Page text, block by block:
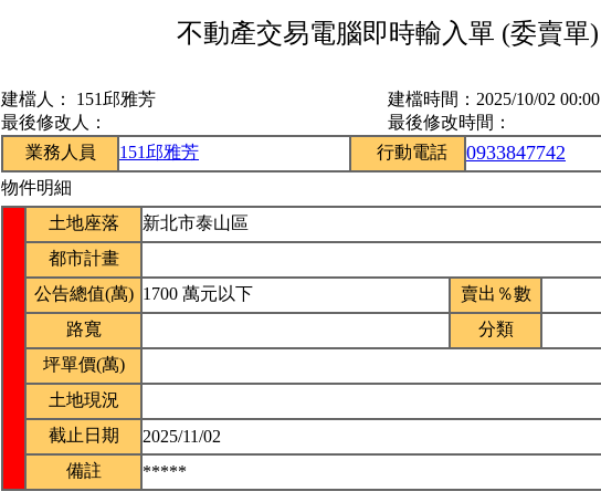
不動產交易電腦即時輸入單 (委賣單)
建檔人： 151邱雅芳 建檔時間： 2025/10/02 00:00
最後修改人：
最後修改時間：
業務人員
151邱雅芳 行動電話 0933847742
物件明細
土地座落
新北市泰山區
都市計畫
公告總值(萬) 1700 萬元以下
賣出％數
路寬
分類
坪單價(萬)
土地現況
截止日期
2025/11/02
備註
*****